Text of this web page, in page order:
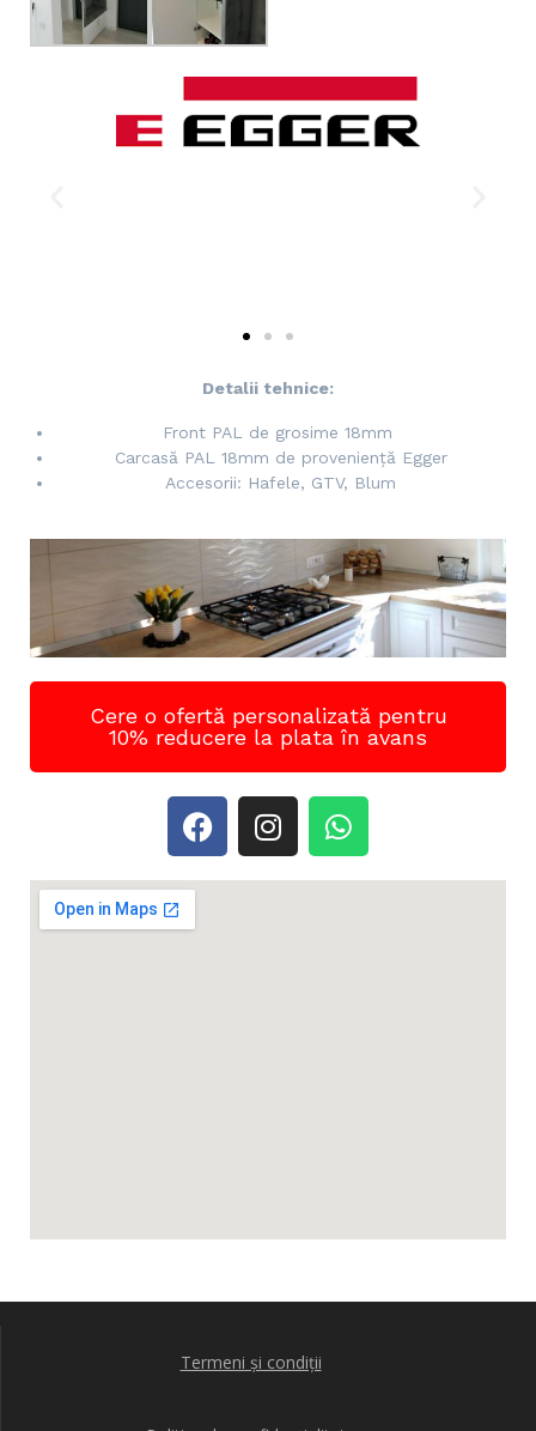
Detalii tehnice:
Front PAL de grosime 18mm
Carcasă PAL 18mm de proveniență Egger
Accesorii: Hafele, GTV, Blum
Cere o ofertă personalizată pentru
10% reducere la plata în avans
Termeni și condiții